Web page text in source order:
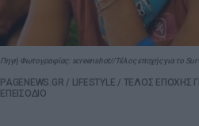
Πηγή Φωτογραφίας: screenshot//Τέλος εποχής για το
PAGENEWS.GR / LIFESTYLE / ΤΕΛΟΣ ΕΠΟΧΗΣ
ΕΠΕΙΣΟΔΙΟ